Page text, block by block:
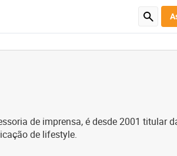
de imprensa, é desde 2001 titular
de lifestyle.